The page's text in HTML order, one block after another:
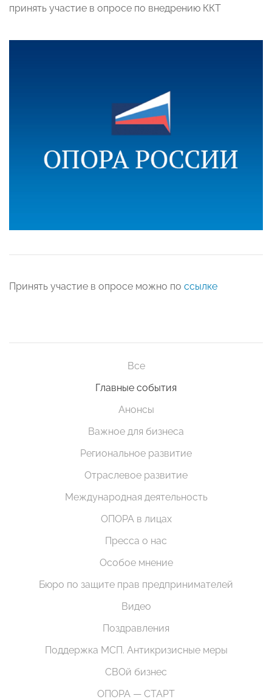
принять участие в опросе по внедрению ККТ
Принять участие в опросе можно по ссылке
Все
Главные события
Анонсы
Важное для бизнеса
Региональное развитие
Отраслевое развитие
Международная деятельность
ОПОРА в лицах
Пресса о нас
Особое мнение
Бюро по защите прав предпринимателей
Видео
Поздравления
Поддержка МСП. Антикризисные меры
СВОй бизнес
ОПОРА — СТАРТ